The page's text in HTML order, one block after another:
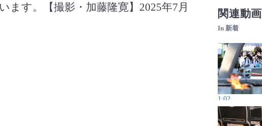
す。【撮影・加藤隆寛】2025年7月
関連動画
In 新着
1:02